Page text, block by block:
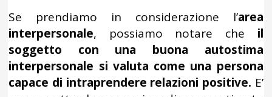
Se prendiamo in considerazione l’area
interpersonale, possiamo notare che il
soggetto con una buona autostima
interpersonale si valuta come una persona
capace di intraprendere relazioni positive. E’